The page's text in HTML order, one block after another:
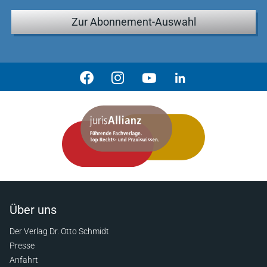
Zur Abonnement-Auswahl
Über uns
Der Verlag Dr. Otto Schmidt
Presse
Anfahrt